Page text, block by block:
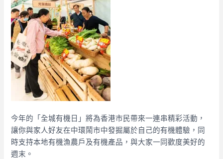
今年的「全城有機日」將為香港市民帶來一連串精彩活動，
讓你與家人好友在中環鬧市中發掘屬於自己的有機體驗，同
時支持本地有機漁農戶及有機產品，與大家一同歡度美好的
週末。